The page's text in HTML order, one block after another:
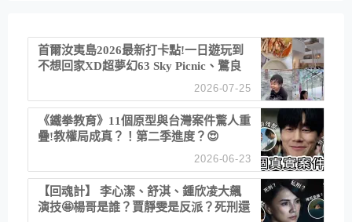
首爾汝夷島2026最新打卡點!一日遊玩到
不想回家XD超夢幻63 Sky Picnic、鷺良
津帝王蟹大餐、《淚之女王》拍攝地、漢
江公園免費玩水
2026-07-25
《鐵拳教育》11個原型與台灣案件驚人重
疊!教權局成真？！第二季進度？😍
2026-06-23
【回魂計】 李心潔、舒淇、鍾欣凌大飆
演技🤩楊哥是誰？賈靜雯是反派？死刑還